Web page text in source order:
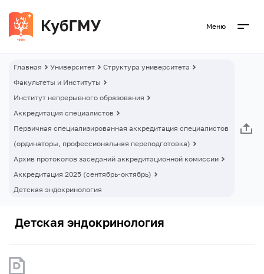
Меню
Главная Университет
Структура университета
Факультеты и Институты
Институт непрерывного образования
Аккредитация специалистов
Первичная специализированная аккредитация специалистов
(ординаторы, профессиональная переподготовка)
Архив протоколов заседаний аккредитационной комиссии
Аккредитация 2025 (сентябрь-октябрь)
Детская эндокринология
Детская эндокринология